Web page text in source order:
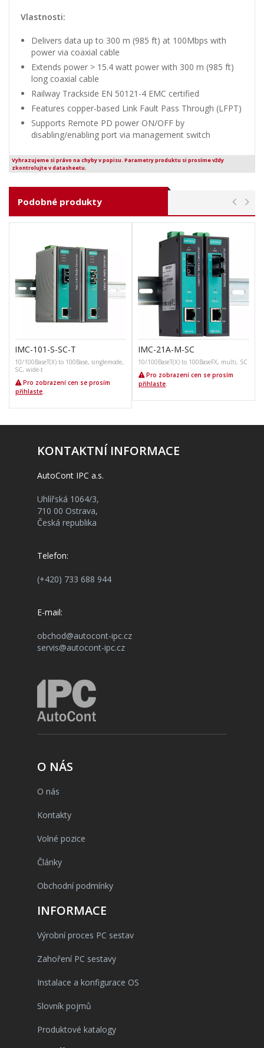
Vlastnosti:
Delivers data up to 300 m (985 ft) at 100Mbps with
power via coaxial cable
Extends power > 15.4 watt power with 300 m (985 ft)
long coaxial cable
Railway Trackside EN 50121-4 EMC certified
Features copper-based Link Fault Pass Through (LFPT)
Supports Remote PD power ON/OFF by
disabling/enabling port via management switch
Vyhrazujeme si právo na chyby v popisu. Parametry produktu si prosíme vždy
zkontrolujte v datasheetu.
Podobné produkty
IMC-101-S-SC-T
10/100BaseT(X) to 100Base, singlemode,
SC, wide-t
Pro zobrazení cen se prosím
přihlaste.
IMC-21A-M-SC
10/100BaseT(X) to 100BaseFX, multi, SC
Pro zobrazení cen se prosím
přihlaste.
KONTAKTNÍ INFORMACE
AutoCont IPC a.s.
Uhlířská 1064/3,
710 00 Ostrava,
Česká republika
Telefon:
(+420) 733 688 944
E-mail:
obchod@autocont-ipc.cz
servis@autocont-ipc.cz
O NÁS
O nás
Kontakty
Volné pozice
Články
Obchodní podmínky
INFORMACE
Výrobní proces PC sestav
Zahoření PC sestavy
Instalace a konfigurace OS
Slovník pojmů
Produktové katalogy